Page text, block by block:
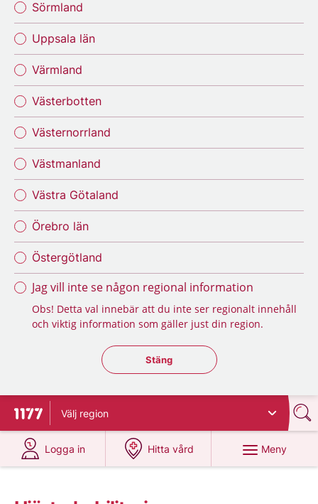
Sörmland
Uppsala län
Värmland
Västerbotten
Västernorrland
Västmanland
Västra Götaland
Örebro län
Östergötland
Jag vill inte se någon regional information
Obs! Detta val innebär att du inte ser regionalt innehåll
och viktig information som gäller just din region.
Stäng regionsväljaren
Stäng
Till startsidan för 1177
Välj region
Logga in
på 1177.se
Hitta vård
på 1177.se
Meny